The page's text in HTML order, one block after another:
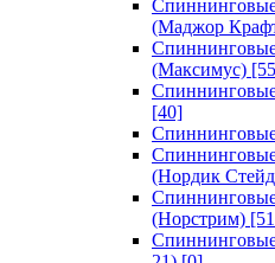
(Маджор
(Максимус)
[40]
(Нордик
(Норстрим)